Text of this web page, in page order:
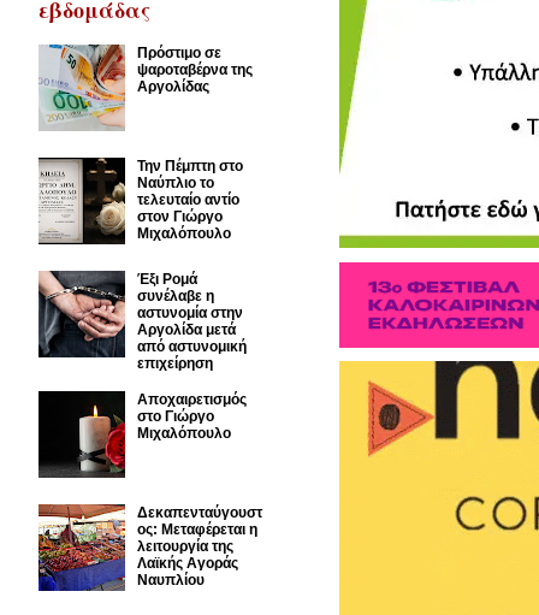
εβδομάδας
Πρόστιμο σε
ψαροταβέρνα της
Αργολίδας
Την Πέμπτη στο
Ναύπλιο το
τελευταίο αντίο
στον Γιώργο
Μιχαλόπουλο
Έξι Ρομά
συνέλαβε η
αστυνομία στην
Αργολίδα μετά
από αστυνομική
επιχείρηση
Αποχαιρετισμός
στο Γιώργο
Μιχαλόπουλο
Δεκαπενταύγουστ
ος: Μεταφέρεται η
λειτουργία της
Λαϊκής Αγοράς
Ναυπλίου